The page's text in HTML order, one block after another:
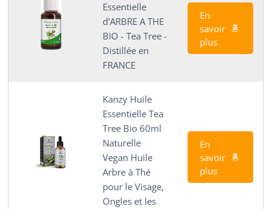
Essentielle
d'ARBRE A THE
BIO - Tea Tree -
Distillée en
FRANCE
En
savoir
plus
Kanzy Huile
Essentielle Tea
Tree Bio 60ml
Naturelle
Vegan Huile
Arbre à Thé
pour le Visage,
Ongles et les
En
savoir
plus